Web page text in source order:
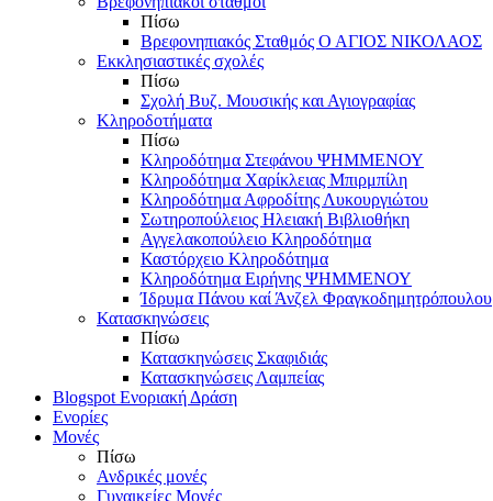
Πίσω
Βρεφονηπιακός Σταθμός Ο ΑΓΙΟΣ ΝΙΚΟΛΑΟΣ
Εκκλησιαστικές σχολές
Πίσω
Σχολή Βυζ. Μουσικής και Αγιογραφίας
Κληροδοτήματα
Πίσω
Κληροδότημα Στεφάνου ΨΗΜΜΕΝΟΥ
Κληροδότημα Χαρίκλειας Μπιρμπίλη
Κληροδότημα Αφροδίτης Λυκουργιώτου
Σωτηροπούλειος Ηλειακή Βιβλιοθήκη
Αγγελακοπούλειο Κληροδότημα
Καστόρχειο Κληροδότημα
Κληροδότημα Ειρήνης ΨΗΜΜΕΝΟΥ
Ίδρυμα Πάνου καί Άνζελ Φραγκοδημητρόπουλου
Κατασκηνώσεις
Πίσω
Κατασκηνώσεις Σκαφιδιάς
Κατασκηνώσεις Λαμπείας
Blogspot Ενοριακή Δράση
Ενορίες
Μονές
Πίσω
Ανδρικές μονές
Γυναικείες Μονές